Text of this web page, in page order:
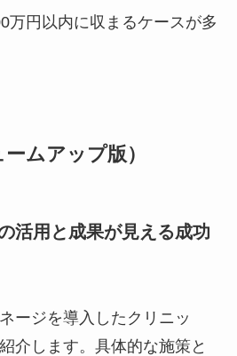
円以内に収まるケースが多
ムアップ版）
活用と成果が見える成功
ージを導入したクリニッ
介します。具体的な施策と